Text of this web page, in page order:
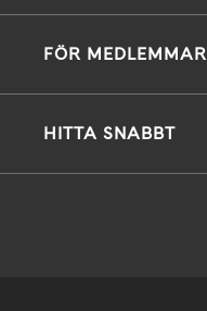
FÖR MEDLEMMAR
HITTA SNABBT